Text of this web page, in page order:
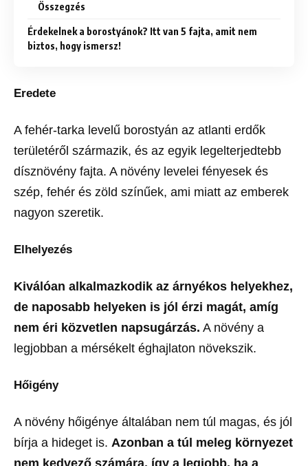
Összegzés
Érdekelnek a borostyánok? Itt van 5 fajta, amit nem
biztos, hogy ismersz!
Eredete
A fehér-tarka levelű borostyán az atlanti erdők
területéről származik, és az egyik legelterjedtebb
dísznövény fajta. A növény levelei fényesek és
szép, fehér és zöld színűek, ami miatt az emberek
nagyon szeretik.
Elhelyezés
Kiválóan alkalmazkodik az árnyékos helyekhez,
de naposabb helyeken is jól érzi magát, amíg
nem éri közvetlen napsugárzás. A növény a
legjobban a mérsékelt éghajlaton növekszik.
Hőigény
A növény hőigénye általában nem túl magas, és jól
bírja a hideget is. Azonban a túl meleg környezet
nem kedvező számára, így a legjobb, ha a